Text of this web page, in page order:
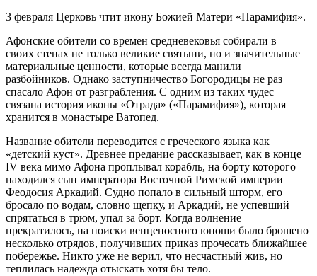
3 февраля Церковь чтит икону Божией Матери «Парамифия».
Афонские обители со времен средневековья собирали в
своих стенах не только великие святыни, но и значительные
материальные ценности, которые всегда манили
разбойников. Однако заступничество Богородицы не раз
спасало Афон от разграбления. С одним из таких чудес
связана история иконы «Отрада» («Парамифия»), которая
хранится в монастыре Ватопед.
Название обители переводится с греческого языка как
«детский куст». Древнее предание рассказывает, как в конце
IV века мимо Афона проплывал корабль, на борту которого
находился сын императора Восточной Римской империи
Феодосия Аркадий. Судно попало в сильный шторм, его
бросало по водам, словно щепку, и Аркадий, не успевший
спрятаться в трюм, упал за борт. Когда волнение
прекратилось, на поиски венценосного юноши было брошено
несколько отрядов, получивших приказ прочесать ближайшее
побережье. Никто уже не верил, что несчастный жив, но
теплилась надежда отыскать хотя бы тело.